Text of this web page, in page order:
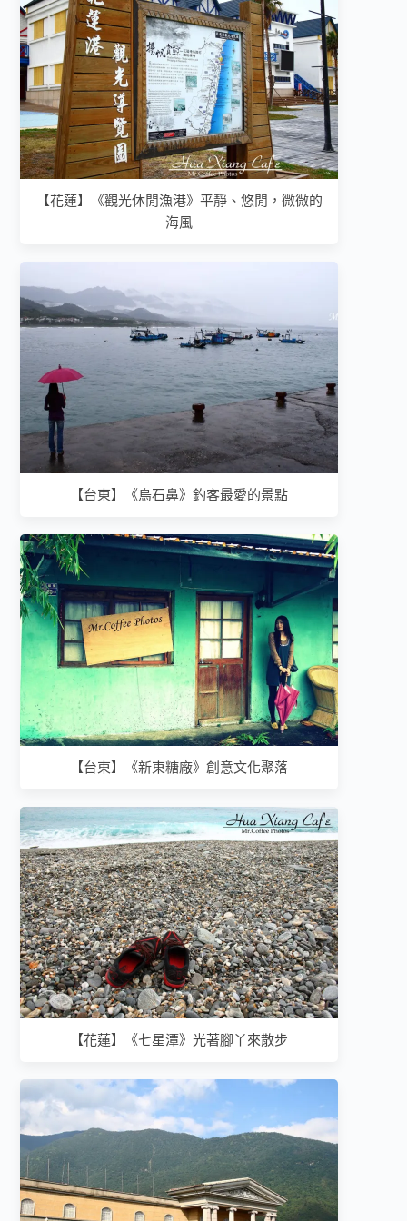
【花蓮】《觀光休閒漁港》平靜、悠閒，微微的
海風
【台東】《烏石鼻》釣客最愛的景點
【台東】《新東糖廠》創意文化聚落
【花蓮】《七星潭》光著腳丫來散步